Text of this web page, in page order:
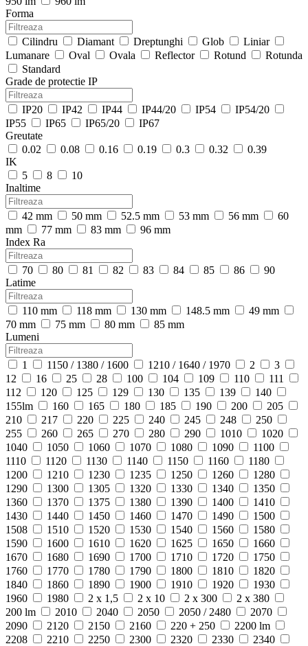
Forma
Cilindru Diamant Dreptunghi Glob
Liniar
Lumanare
Oval Ovala Reflector Rotund
Rotunda
Standard
Grade de protectie IP
IP20 IP42 IP44 IP44/20 IP54
IP54/20
IP55
IP65 IP65/20
IP67
Greutate
0.02
0.08 0.16 0.19 0.3 0.32
0.39
IK
5
8
10
Inaltime
42 mm 50 mm 52.5 mm 53 mm 56 mm
60
mm
77 mm 83 mm
96 mm
Index Ra
70 80 81 82 83 84 85 86
90
Latime
110 mm 118 mm 130 mm 148.5 mm
49 mm
70 mm
75 mm 80 mm
85 mm
Lumeni
1 1150 / 1380 / 1600 1210 / 1640 / 1970 2
3
12
16 25 28 100 104 109 110
111
112
120 125 129 130 135 139
140
155lm
160 165 180 185 190 200
205
210
217 220 225 240 245 248
250
255
260 265 270 280 290 1010
1020
1040
1050 1060 1070 1080 1090
1100
1110
1120 1130 1140 1150 1160
1180
1200
1210 1230 1235 1250 1260
1280
1290
1300 1305 1320 1330 1340
1350
1360
1370 1375 1380 1390 1400
1410
1430
1440 1450 1460 1470 1490
1500
1508
1510 1520 1530 1540 1560
1580
1590
1600 1610 1620 1625 1650
1660
1670
1680 1690 1700 1710 1720
1750
1760
1770 1780 1790 1800 1810
1820
1840
1860 1890 1900 1910 1920
1930
1960
1980 2 x 1,5 2 x 10 2 x 300
2 x 380
200 lm
2010 2040 2050 2050 / 2480
2070
2090
2120 2150 2160 220 + 250
2200 lm
2208
2210 2250 2300 2320 2330
2340